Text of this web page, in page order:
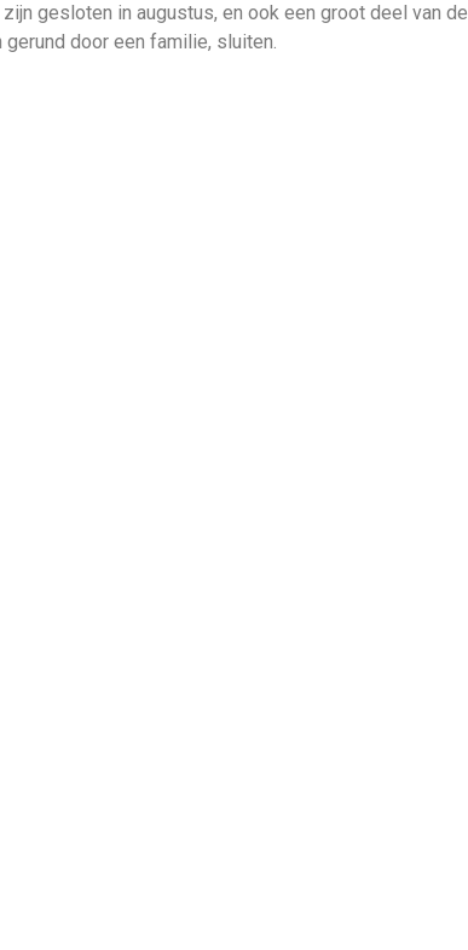
gesloten in augustus, en ook een groot deel van de
door een familie, sluiten.